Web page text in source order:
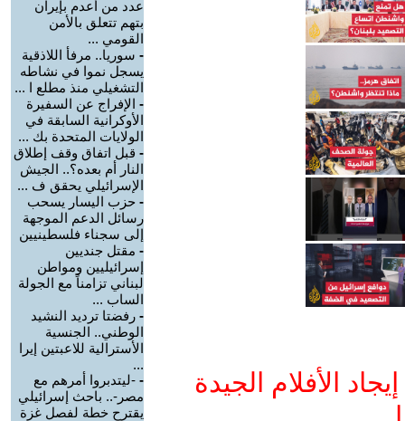
الأفلام الجيدة
عدد من أعدم بإيران
بتهم تتعلق بالأمن
القومي ...
- سوريا.. مرفأ اللاذقية
يسجل نموا في نشاطه
التشغيلي منذ مطلع ا ...
- الإفراج عن السفيرة
الأوكرانية السابقة في
الولايات المتحدة بك ...
- قبل اتفاق وقف إطلاق
النار أم بعده؟.. الجيش
الإسرائيلي يحقق ف ...
- حزب اليسار يسحب
رسائل الدعم الموجهة
إلى سجناء فلسطينيين
- مقتل جنديين
إسرائيليين ومواطن
لبناني تزامناً مع الجولة
الساب ...
- رفضتا ترديد النشيد
الوطني.. الجنسية
الأسترالية للاعبتين إيرا
...
- -ليتدبروا أمرهم مع
مصر-.. باحث إسرائيلي
يقترح خطة لفصل غزة